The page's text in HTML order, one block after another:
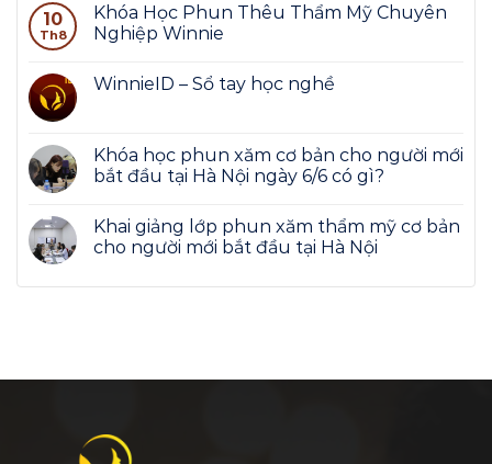
10
Th8
Khóa Học Phun Thêu Thẩm Mỹ Chuyên
Nghiệp Winnie
WinnieID – Sổ tay học nghề
Khóa học phun xăm cơ bản cho người mới
bắt đầu tại Hà Nội ngày 6/6 có gì?
Khai giảng lớp phun xăm thẩm mỹ cơ bản
cho người mới bắt đầu tại Hà Nội